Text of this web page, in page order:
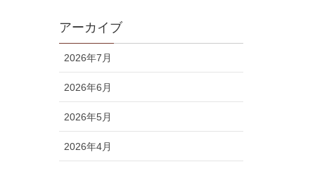
アーカイブ
2026年7月
2026年6月
2026年5月
2026年4月